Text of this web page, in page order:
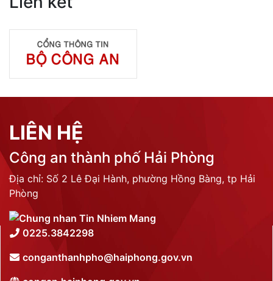
LIÊN HỆ
Công an thành phố Hải Phòng
Địa chỉ: Số 2 Lê Đại Hành, phường Hồng Bàng, tp Hải
Phòng
0225.3842298
conganthanhpho@haiphong.gov.vn